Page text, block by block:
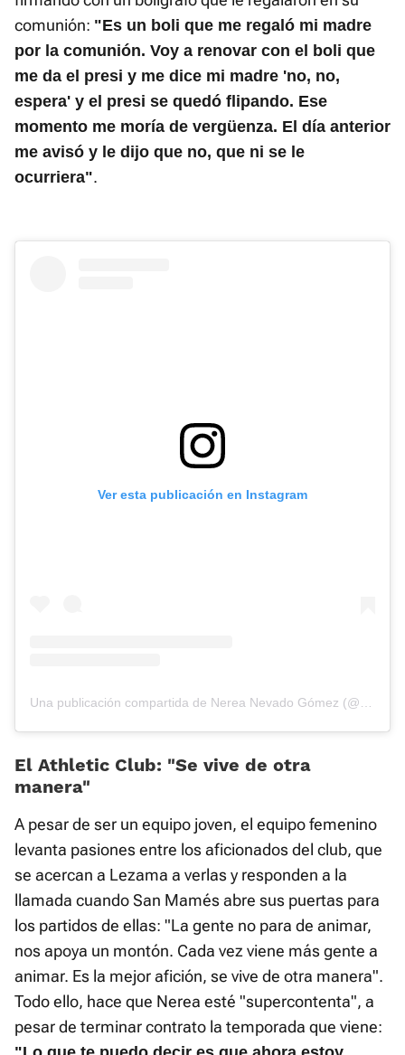
comunión: "Es un boli que me regaló mi madre
por la comunión. Voy a renovar con el boli que
me da el presi y me dice mi madre 'no, no,
espera' y el presi se quedó flipando. Ese
momento me moría de vergüenza. El día anterior
me avisó y le dijo que no, que ni se le
ocurriera".
Ver esta publicación en Instagram
Una publicación compartida de Nerea Nevado Gómez (@nereeanevado)
El Athletic Club: “Se vive de otra
manera”
A pesar de ser un equipo joven, el equipo femenino
levanta pasiones entre los aficionados del club, que
se acercan a Lezama a verlas y responden a la
llamada cuando San Mamés abre sus puertas para
los partidos de ellas: "La gente no para de animar,
nos apoya un montón. Cada vez viene más gente a
animar. Es la mejor afición, se vive de otra manera".
Todo ello, hace que Nerea esté "supercontenta", a
pesar de terminar contrato la temporada que viene: